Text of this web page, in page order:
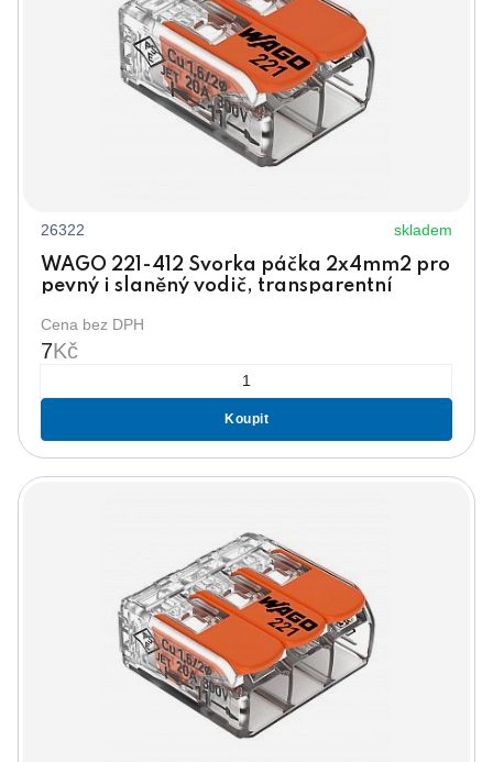
26322 skladem
WAGO 221-412 Svorka páčka 2x4mm2 pro
pevný i slaněný vodič, transparentní
Cena bez DPH
7Kč
Koupit